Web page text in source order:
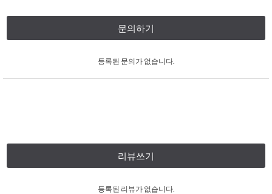
문의하기
등록된 문의가 없습니다.
리뷰쓰기
등록된 리뷰가 없습니다.